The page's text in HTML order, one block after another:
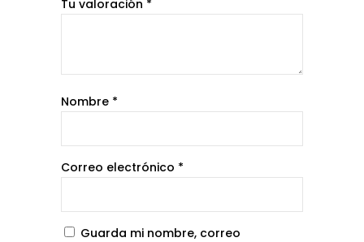
Tu valoración *
Nombre *
Correo electrónico *
Guarda mi nombre, correo